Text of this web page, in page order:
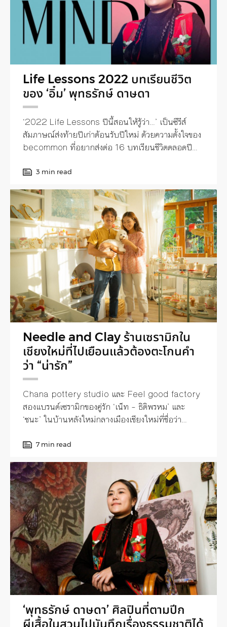
Life Lessons 2022 บทเรียนชีวิต
ของ ‘อิ๋ม’ พุทธรักษ์ ดาษดา
‘2022 Life Lessons ปีนี้สอนให้รู้ว่า…’ เป็นซีรีส์
สัมภาษณ์ส่งท้ายปีเก่าต้อนรับปีใหม่ ด้วยความตั้งใจของ
becommon ที่อยากส่งต่อ 16 บทเรียนชีวิตตลอดปี
3 min read
Needle and Clay ร้านเซรามิกใน
เชียงใหม่ที่ไปเยือนแล้วต้องตะโกนคำ
ว่า “น่ารัก”
Chana pottery studio และ Feel good factory
สองแบรนด์เซรามิกของคู่รัก ‘เน็ท – ธิติพรหม’ และ
‘ชนะ’ ในบ้านหลังใหม่กลางเมืองเชียงใหม่ที่ชื่อว่า
7 min read
‘พุทธรักษ์ ดาษดา’ ศิลปินที่ตามปีก
ผีเสื้อในสวนไปบันทึกเรื่องธรรมชาติได้